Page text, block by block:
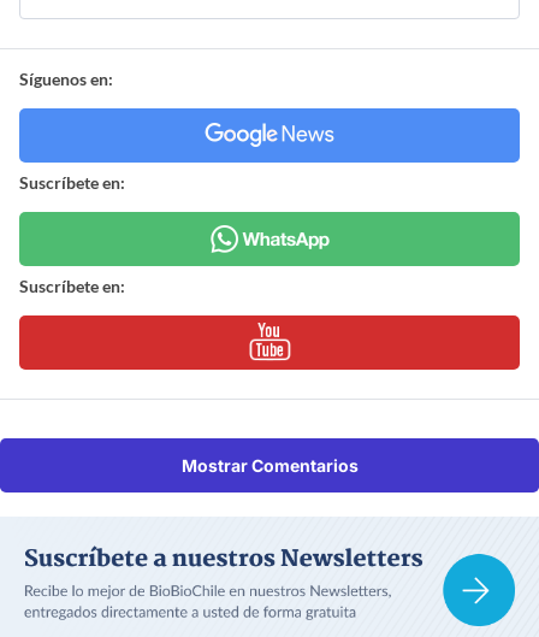
Síguenos en:
Suscríbete en:
Suscríbete en:
Mostrar Comentarios